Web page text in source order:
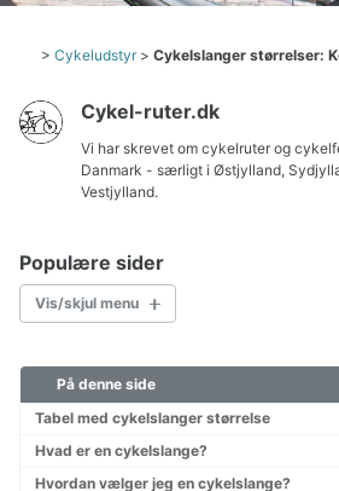
> Cykeludstyr > Cykelslanger størrelser:
Cykel-ruter.dk
Vi har skrevet om cykelruter og
Danmark - særligt i Østjylland,
Vestjylland.
Populære sider
Vis/skjul menu
Cykelkort Danmark
Børn på cykeltur
På denne side
Tabel med cykelslanger størrelse
Hvad er en cykelslange?
Hvordan vælger jeg en cykelslange?